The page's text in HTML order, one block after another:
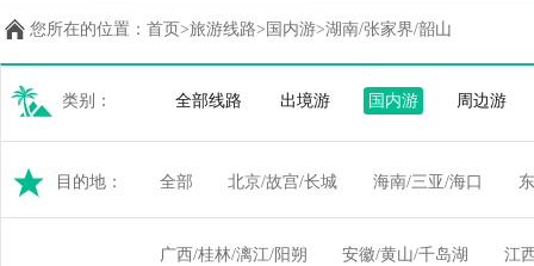
您所在的位置： 首页 >旅游线路> 国内游>湖南/张家界/韶山
类别： 全部线路 出境游 国内游 周边游
目的地： 全部 北京/故宫/长城 海南/三亚/海口
广西/桂林/漓江/阳朔 安徽/黄山/千岛湖 江